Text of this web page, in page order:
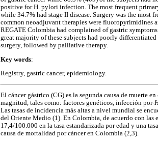
positive for H. pylori infection. The most frequent
while 34.7% had stage II disease. Surgery was the
common neoadjuvant therapies were fluoropyrimidines
REGATE Colombia had complained of gastric
great majority of these subjects had poorly differentiated
surgery, followed by palliative therapy.
Key words:
Registry, gastric cancer, epidemiology.
El cáncer gástrico (CG) es la segunda causa de muerte
magnitud, tales como: factores genéticos, infección por-
Las tasas de incidencia más altas a nivel mundial se
del Oriente Medio (1). En Colombia, de acuerdo con
17,4/100.000 en la tasa estandarizada por edad y una
causa de mortalidad por cáncer en Colombia (2,3).